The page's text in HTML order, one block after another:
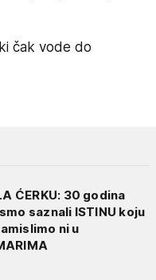
čak vode do
ĆERKU: 30 godina
saznali ISTINU koju
ni u